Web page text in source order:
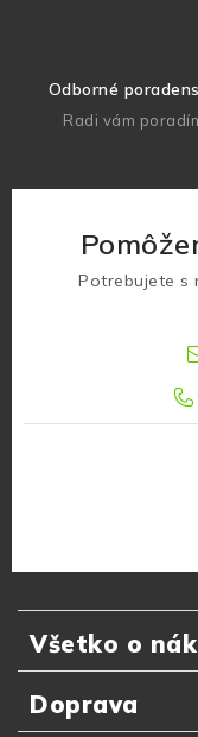
Odborné
Radi vám
Potrebujete s
Všetko o
Odporúčania
Doprava